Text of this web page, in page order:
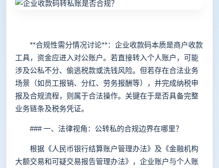
**合规性需分情况讨论**：企业收款码本质是商户收款
工具，资金应进入对公账户。若直接转入个人账户，可能
涉及公私不分、偷逃税款或洗钱风险。但若存在合法业务
场景（如员工报销、分红、劳务报酬等），并完成纳税申
报及合规流程，则属于合法操作。关键在于是否具备完整
业务链条及税务凭证。
### 一、法律视角：公转私的合规边界在哪里？
根据《人民币银行结算账户管理办法》及《金融机构
大额交易和可疑交易报告管理办法》，企业账户与个人账